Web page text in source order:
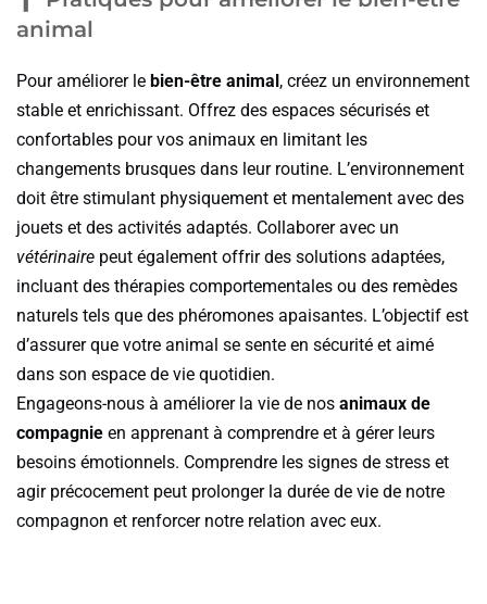
animal
Pour améliorer le bien-être animal, créez un environnement
stable et enrichissant. Offrez des espaces sécurisés et
confortables pour vos animaux en limitant les
changements brusques dans leur routine. L’environnement
doit être stimulant physiquement et mentalement avec des
jouets et des activités adaptés. Collaborer avec un
vétérinaire peut également offrir des solutions adaptées,
incluant des thérapies comportementales ou des remèdes
naturels tels que des phéromones apaisantes. L’objectif est
d’assurer que votre animal se sente en sécurité et aimé
dans son espace de vie quotidien.
Engageons-nous à améliorer la vie de nos animaux de
compagnie en apprenant à comprendre et à gérer leurs
besoins émotionnels. Comprendre les signes de stress et
agir précocement peut prolonger la durée de vie de notre
compagnon et renforcer notre relation avec eux.